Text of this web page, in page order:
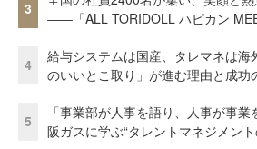
3
――「ALL TORIDOLL ハピカン
4
給与システムは国産、タレマネは
のいいとこ取り」が進む理由と成功
5
「事業部が人事を語り、人事が事
阪ガスに学ぶ“タレントマネジメン